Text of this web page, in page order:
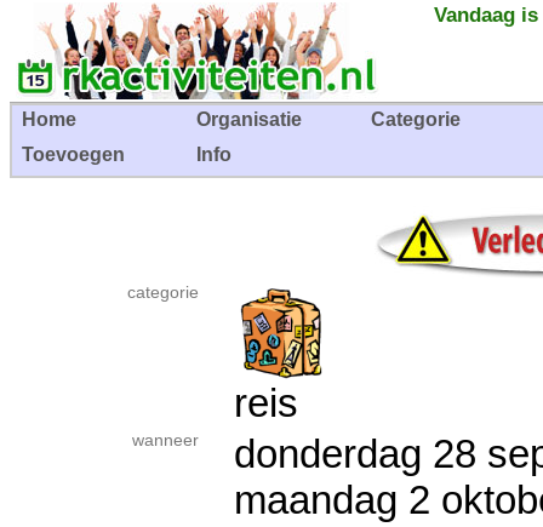
Vandaag
Home Organisatie
Categorie
Toevoegen
Info
categorie
reis
wanneer
donderdag 28
maandag 2